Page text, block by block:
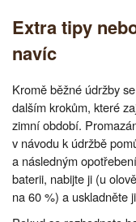
Extra tipy
navíc
Kromě běžné údržby
dalším krokům, které
zimní období.
v návodu k údržbě
a následným
baterii, nabijte ji (u
na 60 %) a uskladněte